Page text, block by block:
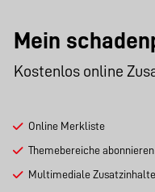
Mein
Kostenlos online
Online Merkliste
Themebereiche abonnieren
Multimediale Zusatzinhalte